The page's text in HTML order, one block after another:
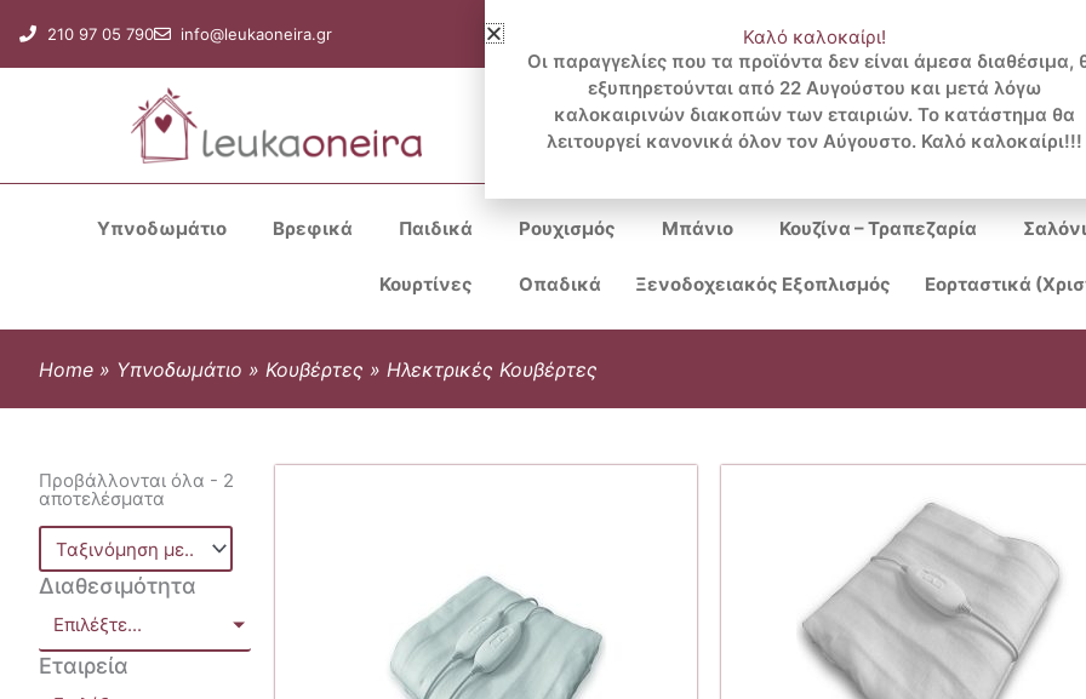
στο
περιεχόμενο
210 97 05 790 info@leukaoneira.gr
Search
...
Υπνοδωμάτιο Βρεφικά Παιδικά Ρουχισμός Μπάνιο Κουζίνα – Τραπεζαρία Σαλόνι
Κουρτίνες Οπαδικά Ξενοδοχειακός Εξοπλισμός Εορταστικά
Home » Υπνοδωμάτιο » Κουβέρτες » Ηλεκτρικές Κουβέρτες
Προβάλλονται όλα - 2
αποτελέσματα
Διαθεσιμότητα
Επιλέξτε...
Εταιρεία
Καλό καλοκαίρι!
Οι παραγγελίες που τα προϊόντα δεν είναι άμεσα διαθέσιμα,
εξυπηρετούνται από 22 Αυγούστου και μετά λόγω
καλοκαιρινών διακοπών των εταιριών. Το κατάστημα θα
λειτουργεί κανονικά όλον τον Αύγουστο. Καλό καλοκαίρι!!!